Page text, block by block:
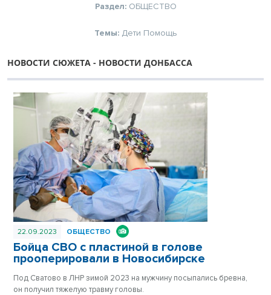
Раздел: ОБЩЕСТВО
Темы: Дети Помощь
НОВОСТИ СЮЖЕТА - НОВОСТИ ДОНБАССА
22.09.2023 ОБЩЕСТВО
Бойца СВО с пластиной в голове
прооперировали в Новосибирске
Под Сватово в ЛНР зимой 2023 на мужчину посыпались бревна,
он получил тяжелую травму головы.